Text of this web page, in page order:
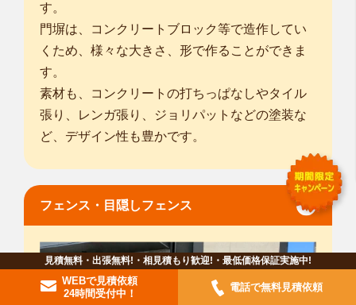
す。
門塀は、コンクリートブロック等で造作してい
くため、様々な大きさ、形で作ることができま
す。
素材も、コンクリートの打ちっぱなしやタイル
張り、レンガ張り、ジョリパットなどの塗装な
ど、デザイン性も豊かです。
フェンス・目隠しフェンス
見積無料・出張無料!・相見積もり歓迎!・最低価格保証実施中!
WEBで見積依頼
24時間受付中！
電話で無料見積依頼